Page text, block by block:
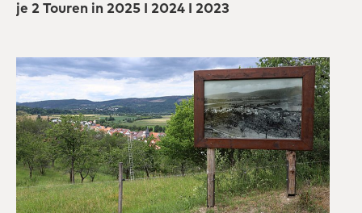
je 2 Touren in 2025 2024 I 2023